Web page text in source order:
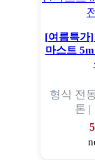
[여름특가
마스트
형식 전
톤 |